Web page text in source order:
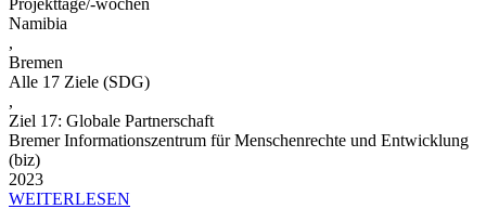
Namibia
,
Bremen
Alle 17 Ziele (SDG)
,
Ziel 17: Globale Partnerschaft
Bremer Informationszentrum für Menschenrechte und Entwicklung
(biz)
2023
WEITERLESEN